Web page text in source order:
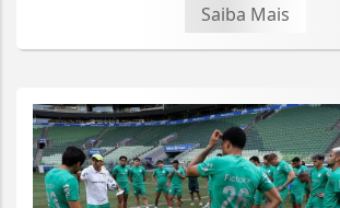
Saiba Mais